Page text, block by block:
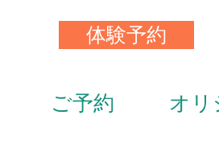
体験予約
ご予約 オリ